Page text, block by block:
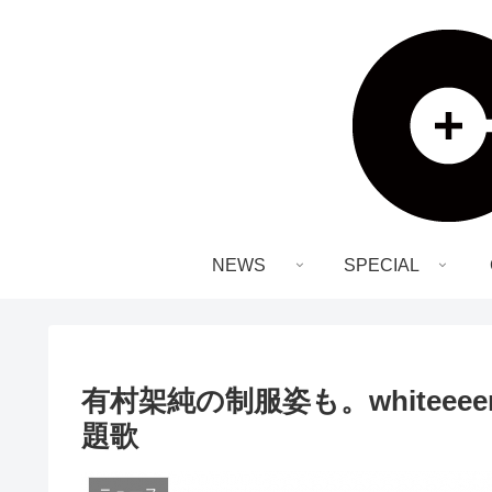
NEWS SPECIAL
有村架純の制服姿も。
題歌